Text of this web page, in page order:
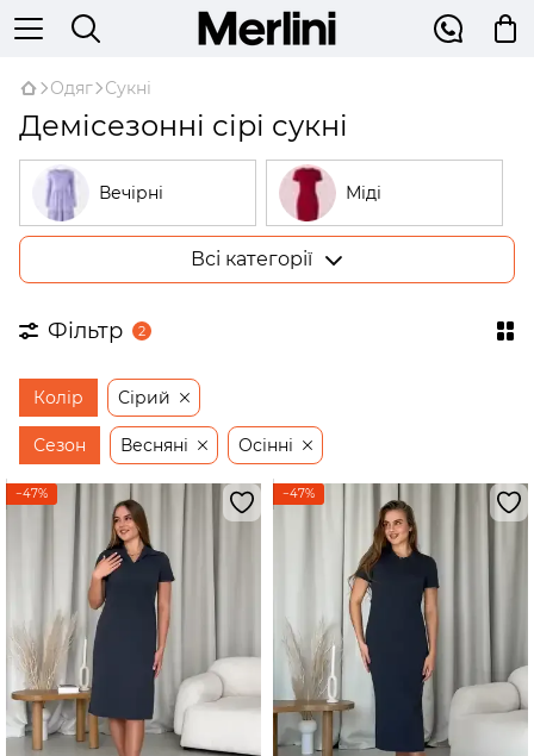
Одяг Сукні
Демісезонні сірі сукні
Вечірні Міді
Великі розміри
На запах
Бежеві
Сукні-трапеції
Всі категорії
Фільтр 2
Колір Сірий
Сезон Весняні Осінні
−47% −47%